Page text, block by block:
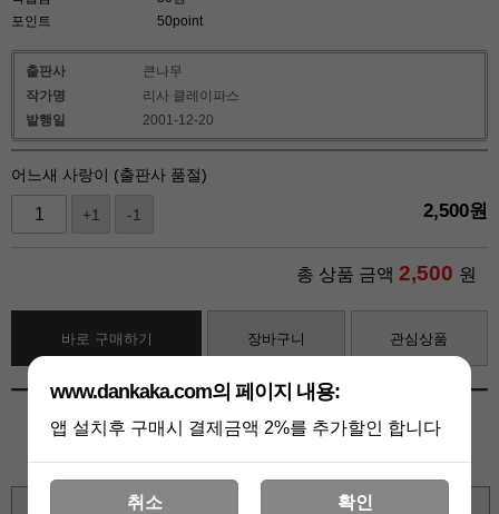
포인트
50point
출판사
큰나무
작가명
리사 클레이파스
발행일
2001-12-20
어느새 사랑이 (출판사 품절)
+1 -1 2,500원
총 상품 금액 2,500 원
바로 구매하기 장바구니 관심상품
www.dankaka.com의 페이지 내용:
앱 설치후 구매시 결제금액 2%를 추가할인 합니다
취소 확인